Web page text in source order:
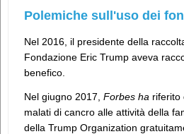
Polemiche sull'uso dei
Nel 2016, il presidente della
Fondazione Eric Trump aveva
benefico.
Nel giugno 2017, Forbes ha riferito
malati di cancro alle attività della
della Trump Organization